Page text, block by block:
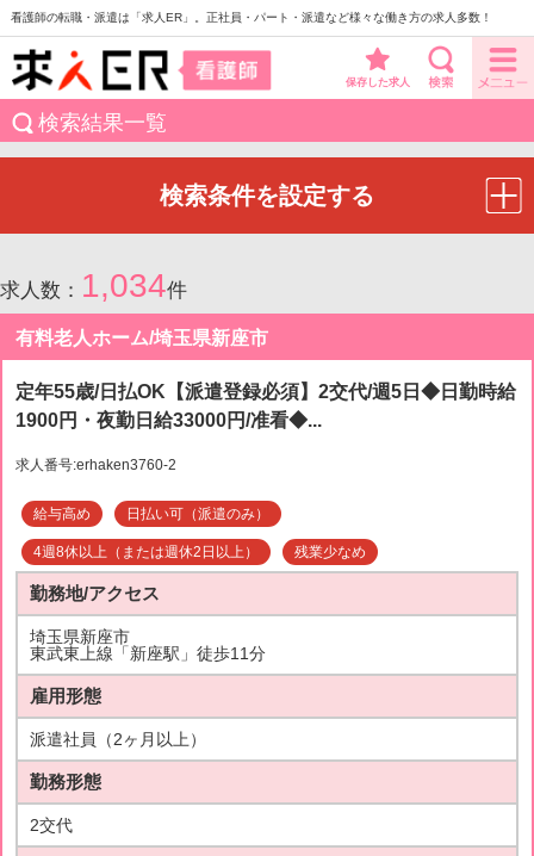
看護師の転職・派遣は「求人ER」。正社員・パート・派遣など様々な働き方の求人多数！
保存した求人
検索結果一覧
検索条件を設定する
求人数： 1,034件
有料老人ホーム/埼玉県新座市
定年55歳/日払OK【派遣登録必須】2交代/週5日◆日勤時給
1900円・夜勤日給33000円/准看◆...
求人番号:erhaken3760-2
給与高め 日払い可（派遣のみ）
4週8休以上（または週休2日以上） 残業少なめ
勤務地/アクセス
埼玉県新座市
東武東上線「新座駅」徒歩11分
雇用形態
派遣社員（2ヶ月以上）
勤務形態
2交代